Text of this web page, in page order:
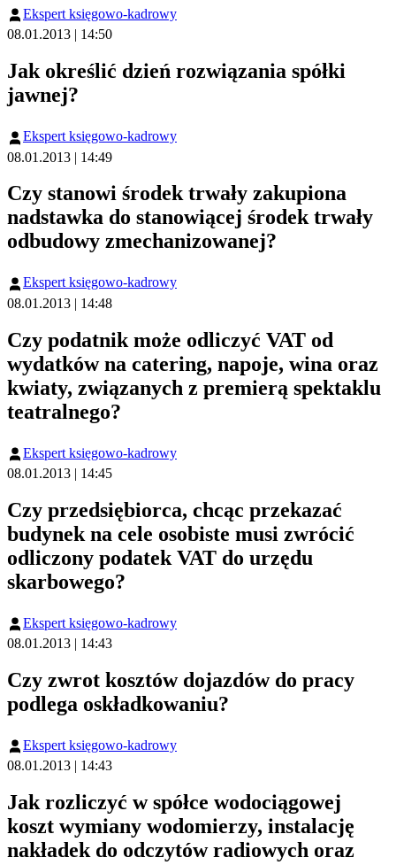
Ekspert księgowo-kadrowy
08.01.2013 | 14:50
Jak określić dzień rozwiązania spółki
jawnej?
Ekspert księgowo-kadrowy
08.01.2013 | 14:49
Czy stanowi środek trwały zakupiona
nadstawka do stanowiącej środek trwały
odbudowy zmechanizowanej?
Ekspert księgowo-kadrowy
08.01.2013 | 14:48
Czy podatnik może odliczyć VAT od
wydatków na catering, napoje, wina oraz
kwiaty, związanych z premierą spektaklu
teatralnego?
Ekspert księgowo-kadrowy
08.01.2013 | 14:45
Czy przedsiębiorca, chcąc przekazać
budynek na cele osobiste musi zwrócić
odliczony podatek VAT do urzędu
skarbowego?
Ekspert księgowo-kadrowy
08.01.2013 | 14:43
Czy zwrot kosztów dojazdów do pracy
podlega oskładkowaniu?
Ekspert księgowo-kadrowy
08.01.2013 | 14:43
Jak rozliczyć w spółce wodociągowej
koszt wymiany wodomierzy, instalację
nakładek do odczytów radiowych oraz